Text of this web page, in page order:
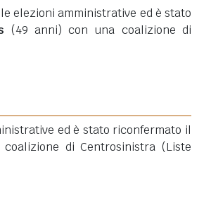
elezioni amministrative ed è stato
(49 anni) con una coalizione di
ed è stato riconfermato il
di Centrosinistra (Liste